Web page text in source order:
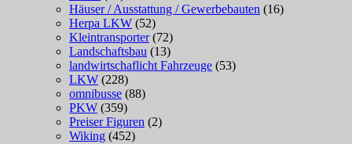
Häuser / Ausstattung / Gewerbebauten (16)
Herpa LKW (52)
Kleintransporter (72)
Landschaftsbau (13)
landwirtschaflicht Fahrzeuge (53)
LKW (228)
omnibusse (88)
PKW (359)
Preiser Figuren (2)
Wiking (452)